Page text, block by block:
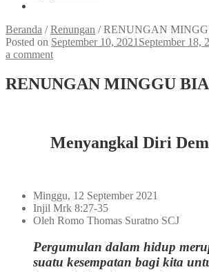
Beranda /Renungan /RENUNGAN
Posted on September 10, 2021 September 18,
a comment
RENUNGAN MINGGU
Menyangkal Diri
Minggu, 12 September 2021
Injil Mrk 8:27-35
Oleh Romo Thomas Suratno SCJ
Pergumulan dalam hidup
suatu kesempatan bagi kita